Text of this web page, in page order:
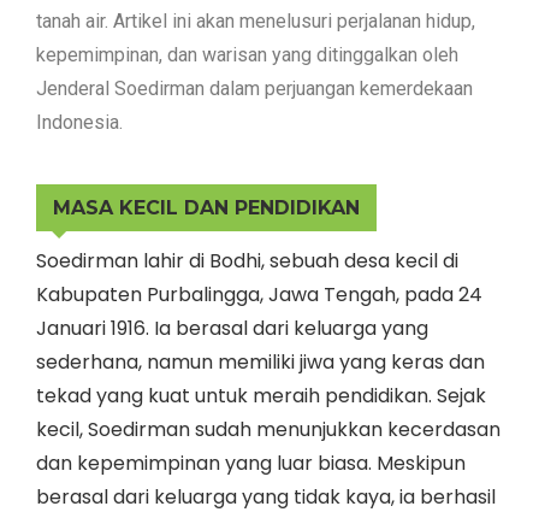
tanah air. Artikel ini akan menelusuri perjalanan hidup,
kepemimpinan, dan warisan yang ditinggalkan oleh
Jenderal Soedirman dalam perjuangan kemerdekaan
Indonesia.
MASA KECIL DAN PENDIDIKAN
Soedirman lahir di Bodhi, sebuah desa kecil di
Kabupaten Purbalingga, Jawa Tengah, pada 24
Januari 1916. Ia berasal dari keluarga yang
sederhana, namun memiliki jiwa yang keras dan
tekad yang kuat untuk meraih pendidikan. Sejak
kecil, Soedirman sudah menunjukkan kecerdasan
dan kepemimpinan yang luar biasa. Meskipun
berasal dari keluarga yang tidak kaya, ia berhasil